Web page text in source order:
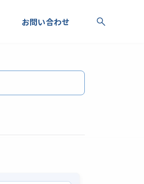
お問い合わせ